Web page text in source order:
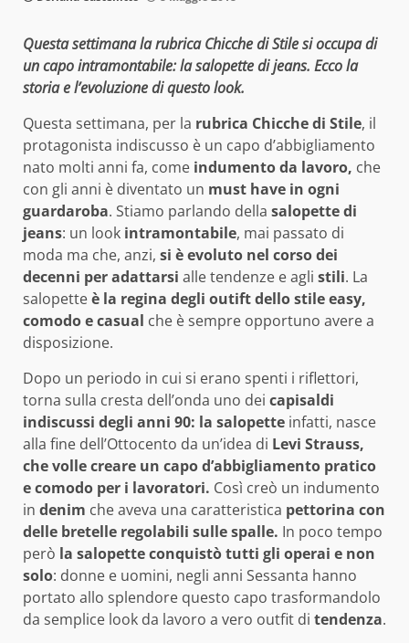
Questa settimana la rubrica Chicche di Stile si occupa di
un capo intramontabile: la salopette di jeans. Ecco la
storia e l’evoluzione di questo look.
Questa settimana, per la rubrica Chicche di Stile, il
protagonista indiscusso è un capo d’abbigliamento
nato molti anni fa, come indumento da lavoro, che
con gli anni è diventato un must have in ogni
guardaroba. Stiamo parlando della salopette di
jeans: un look intramontabile, mai passato di
moda ma che, anzi, si è evoluto nel corso dei
decenni per adattarsi alle tendenze e agli stili. La
salopetteè la regina degli outift dello stile easy,
comodo e casual che è sempre opportuno avere a
disposizione.
Dopo un periodo in cui si erano spenti i riflettori,
torna sulla cresta dell’onda uno dei capisaldi
indiscussi degli anni 90: la salopette infatti, nasce
alla fine dell’Ottocento da un’idea di Levi Strauss,
che volle creare un capo d’abbigliamento pratico
e comodo per i lavoratori. Così creò un indumento
in denim che aveva una caratteristica pettorina con
delle bretelle regolabili sulle spalle. In poco tempo
però la salopette conquistò tutti gli operai e non
solo: donne e uomini, negli anni Sessanta hanno
portato allo splendore questo capo trasformandolo
da semplice look da lavoro a vero outfit di tendenza.